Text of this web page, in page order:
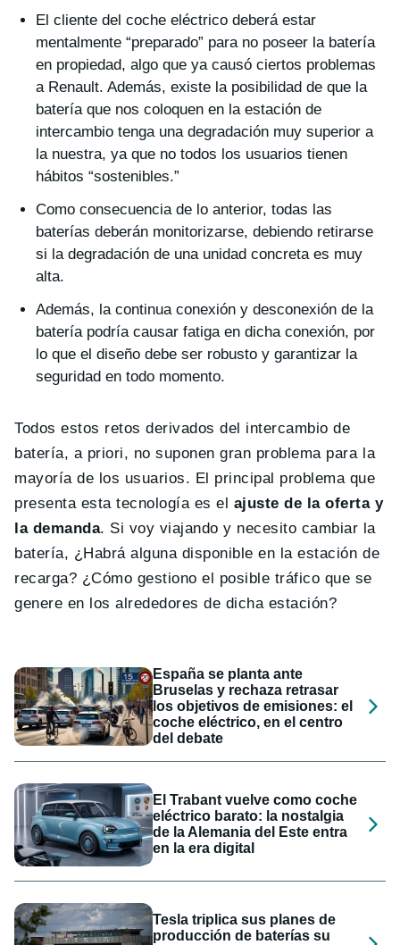
El cliente del coche eléctrico deberá estar
mentalmente “preparado” para no poseer la batería
en propiedad, algo que ya causó ciertos problemas
a Renault. Además, existe la posibilidad de que la
batería que nos coloquen en la estación de
intercambio tenga una degradación muy superior a
la nuestra, ya que no todos los usuarios tienen
hábitos “sostenibles.”
Como consecuencia de lo anterior, todas las
baterías deberán monitorizarse, debiendo retirarse
si la degradación de una unidad concreta es muy
alta.
Además, la continua conexión y desconexión de la
batería podría causar fatiga en dicha conexión, por
lo que el diseño debe ser robusto y garantizar la
seguridad en todo momento.
Todos estos retos derivados del intercambio de
batería, a priori, no suponen gran problema para la
mayoría de los usuarios. El principal problema que
presenta esta tecnología es el ajuste de la oferta y
la demanda. Si voy viajando y necesito cambiar la
batería, ¿Habrá alguna disponible en la estación de
recarga? ¿Cómo gestiono el posible tráfico que se
genere en los alrededores de dicha estación?
España se planta ante
Bruselas y rechaza retrasar
los objetivos de emisiones: el
coche eléctrico, en el centro
del debate
El Trabant vuelve como coche
eléctrico barato: la nostalgia
de la Alemania del Este entra
en la era digital
Tesla triplica sus planes de
producción de baterías su